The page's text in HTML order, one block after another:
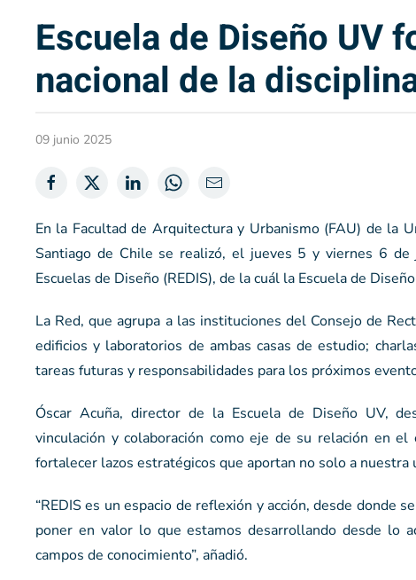
Escuela de Diseño UV
nacional de la
09 junio 2025
En la Facultad de Arquitectura y Urbanismo (FAU) de la
Santiago de Chile se realizó, el jueves 5 y viernes 6
Escuelas de Diseño (REDIS), de la cuál la Escuela de
La Red, que agrupa a las instituciones del Consejo de
edificios y laboratorios de ambas casas de estudio;
tareas futuras y responsabilidades para los próximos
Óscar Acuña, director de la Escuela de Diseño UV,
vinculación y colaboración como eje de su relación en
fortalecer lazos estratégicos que aportan no solo a nuestra
“REDIS es un espacio de reflexión y acción, desde donde
poner en valor lo que estamos desarrollando desde lo
campos de conocimiento”, añadió.